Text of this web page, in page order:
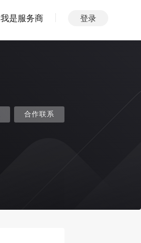
我是服务商 登录
合作联系